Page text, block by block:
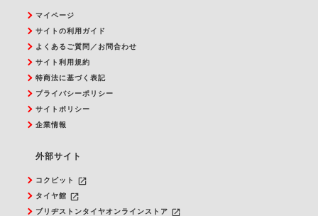
マイページ
サイトの利用ガイド
よくあるご質問／お問合わせ
サイト利用規約
特商法に基づく表記
プライバシーポリシー
サイトポリシー
企業情報
外部サイト
コクピット launch
タイヤ館 launch
ブリヂストンタイヤオンラインストア launch